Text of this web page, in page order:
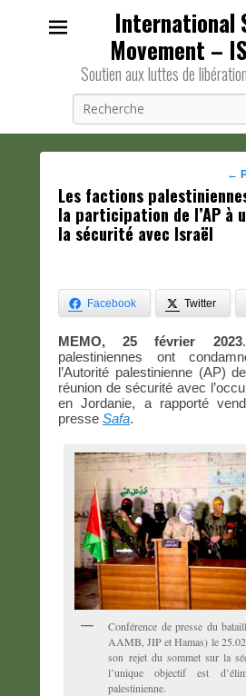
International
Movement –
Soutien aux luttes de
←
Les factions
la participation de l’AP à
la sécurité avec Israël
Facebook Twitter
MEMO, 25 février 2023
palestiniennes ont
l’Autorité palestinienne (AP)
réunion de sécurité avec
en Jordanie, a rapporté
presse Safa.
Conférence de presse du
AAMB, JIP et Hamas) le
son rejet du sommet sur la
l’unique objectif est
palestinienne.